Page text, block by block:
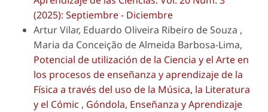
(2025): Septiembre - Diciembre
Artur Vilar, Eduardo Oliveira Ribeiro de Souza ,
Maria da Conceição de Almeida Barbosa-Lima,
Potencial de utilización de la Ciencia y el Arte en
los procesos de enseñanza y aprendizaje de la
Física a través del uso de la Música, la Literatura
y el Cómic , Góndola, Enseñanza y Aprendizaje